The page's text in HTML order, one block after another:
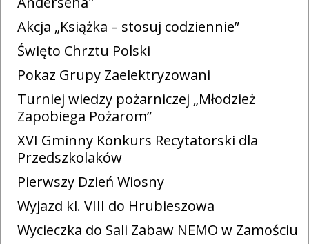
Akcja „Książka – stosuj codziennie”
Święto Chrztu Polski
Pokaz Grupy Zaelektryzowani
Turniej wiedzy pożarniczej „Młodzież
Zapobiega Pożarom”
XVI Gminny Konkurs Recytatorski dla
Przedszkolaków
Pierwszy Dzień Wiosny
Wyjazd kl. VIII do Hrubieszowa
Wycieczka do Sali Zabaw NEMO w Zamościu